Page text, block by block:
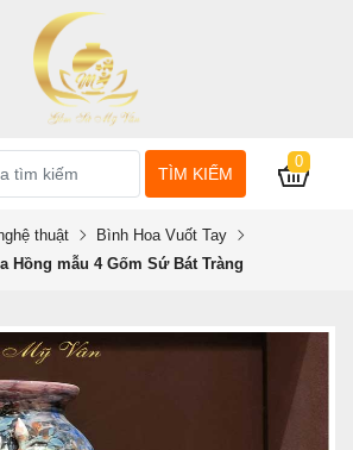
TÌM KIẾM
0
thuật
Bình Hoa Vuốt Tay
Hồng mẫu 4 Gốm Sứ Bát Tràng